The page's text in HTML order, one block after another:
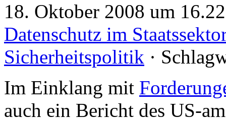
18. Oktober 2008 um
Datenschutz im Staatssektor
Sicherheitspolitik ·
Im Einklang mit
auch ein Bericht des US-